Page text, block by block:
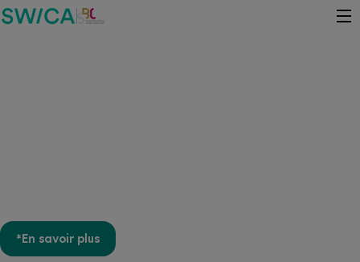
*En savoir plus